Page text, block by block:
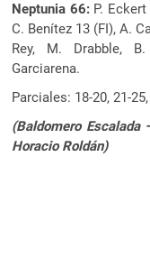
Neptunia 66:P. Eckert
C. Benítez 13 (FI), A.
Rey, M. Drabble,
Garciarena.
Parciales: 18-20, 21-
(Baldomero
Horacio Roldán)